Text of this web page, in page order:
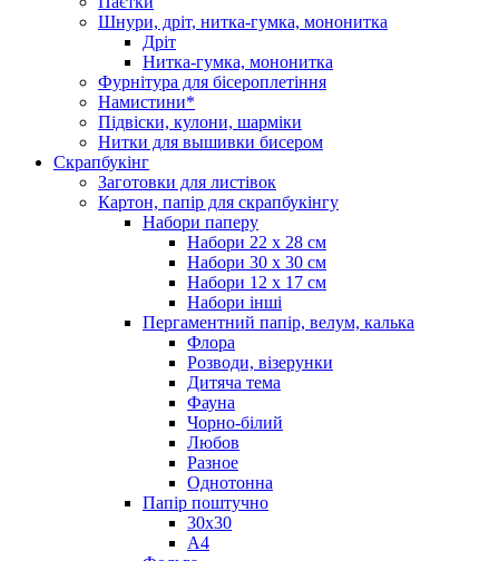
Шнури, дріт, нитка-гумка, мононитка
Дріт
Нитка-гумка, мононитка
Фурнітура для бісероплетіння
Намистини*
Підвіски, кулони, шарміки
Нитки для вышивки бисером
Скрапбукінг
Заготовки для листівок
Картон, папір для скрапбукінгу
Набори паперу
Набори 22 х 28 см
Набори 30 х 30 см
Набори 12 х 17 см
Набори інші
Пергаментний папір, велум, калька
Флора
Розводи, візерунки
Дитяча тема
Фауна
Чорно-білий
Любов
Разное
Однотонна
Папір поштучно
30х30
А4